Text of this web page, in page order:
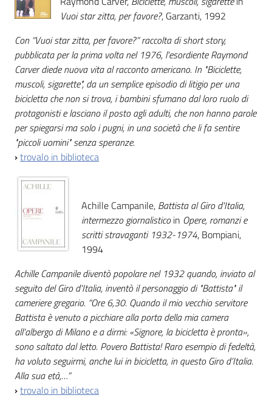
Vuoi star zitta, per favore?, Garzanti, 1992
Con “Vuoi star zitta, per favore?” raccolta di short story,
pubblicata per la prima volta nel 1976, l'esordiente Raymond
Carver diede nuova vita al racconto americano. In "Biciclette,
muscoli, sigarette", da un semplice episodio di litigio per una
bicicletta che non si trova, i bambini sfumano dal loro ruolo di
protagonisti e lasciano il posto agli adulti, che non hanno parole
per spiegarsi ma solo i pugni, in una società che li fa sentire
"piccoli uomini" senza speranze.
›trovalo in biblioteca
Achille Campanile, Battista al Giro d'Italia,
intermezzo giornalisticoin Opere, romanzi e
scritti stravaganti 1932-1974, Bompiani,
1994
Achille Campanile diventò popolare nel 1932 quando, inviato al
seguito del Giro d'Italia, inventò il personaggio di "Battista" il
cameriere gregario. “Ore 6,30. Quando il mio vecchio servitore
Battista è venuto a picchiare alla porta della mia camera
all’albergo di Milano e a dirmi: «Signore, la bicicletta è pronta»,
sono saltato dal letto. Povero Battista! Raro esempio di fedeltà,
ha voluto seguirmi, anche lui in bicicletta, in questo Giro d’Italia.
Alla sua età,…”
›trovalo in biblioteca